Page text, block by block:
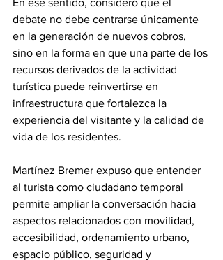
En ese sentido, consideró que el
debate no debe centrarse únicamente
en la generación de nuevos cobros,
sino en la forma en que una parte de los
recursos derivados de la actividad
turística puede reinvertirse en
infraestructura que fortalezca la
experiencia del visitante y la calidad de
vida de los residentes.
Martínez Bremer expuso que entender
al turista como ciudadano temporal
permite ampliar la conversación hacia
aspectos relacionados con movilidad,
accesibilidad, ordenamiento urbano,
espacio público, seguridad y